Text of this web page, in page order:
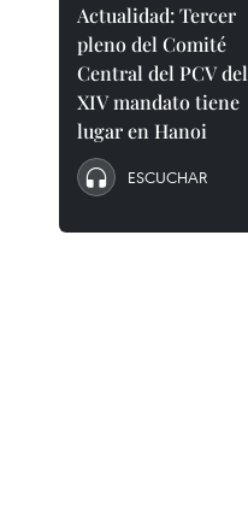
Actualidad: Tercer
pleno del Comité
Central del PCV del
XIV mandato tiene
lugar en Hanoi
ESCUCHAR